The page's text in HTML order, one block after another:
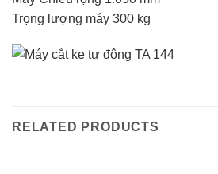
Trọng lượng máy 300 kg
RELATED PRODUCTS